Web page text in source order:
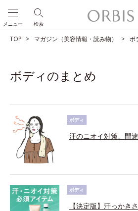
検索
メニュー
TOP マガジン（美容情報・読み物） ボ
ボディのまとめ
ボディ
汗のニオイ対策、間
ボディ
【決定版】汗っかき